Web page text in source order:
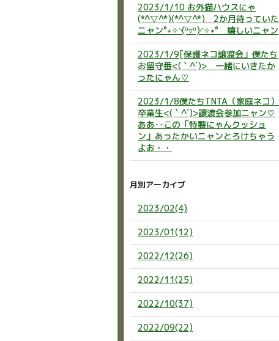
2023/1/10 お外猫ハウスにゃ
(*^▽^*)(*^▽^*) 2か月待っていた
ニャン°˖✧◝(⁰▿⁰)◜✧˖° 嬉しいニャン
2023/1/9[保護ネコ譲渡会」僕たち
お留守番<(｀^´)> 一緒にいきたか
ったにゃん♡
2023/1/8僕たちTNTA（家庭ネコ）
卒業生<(｀^´)>譲渡会参加ニャン♡
ああ‥この「特製にゃんクッショ
ン」あったかいニャンとろけちゃう
よお・・
月別アーカイブ
2023/02(4)
2023/01(12)
2022/12(26)
2022/11(25)
2022/10(37)
2022/09(22)